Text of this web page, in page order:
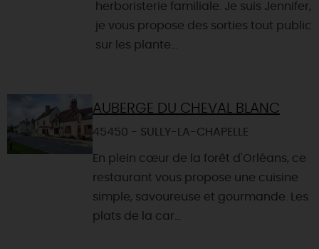
herboristerie familiale. Je suis Jennifer,
je vous propose des sorties tout public
sur les plante...
AUBERGE DU CHEVAL BLANC
45450 - SULLY-LA-CHAPELLE
En plein cœur de la forêt d'Orléans, ce
restaurant vous propose une cuisine
simple, savoureuse et gourmande. Les
plats de la car...